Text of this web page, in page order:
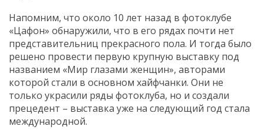
Напомним, что около 10 лет назад в фотоклубе
«Цафон» обнаружили, что в его рядах почти нет
представительниц прекрасного пола. И тогда было
решено провести первую крупную выставку под
названием «Мир глазами женщин», авторами
которой стали в основном хайфчанки. Они не
только украсили ряды фотоклуба, но и создали
прецедент – выставка уже на следующий год стала
международной.